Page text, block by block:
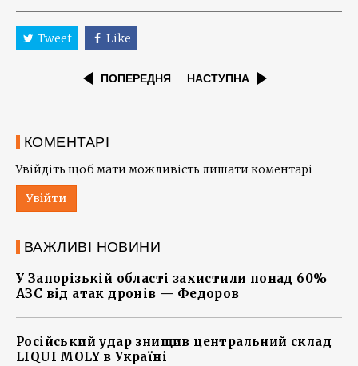
Tweet Like
ПОПЕРЕДНЯ НАСТУПНА
КОМЕНТАРІ
Увійдіть щоб мати можливість лишати коментарі
Увійти
ВАЖЛИВІ НОВИНИ
У Запорізькій області захистили понад 60%
АЗС від атак дронів — Федоров
Російський удар знищив центральний склад
LIQUI MOLY в Україні